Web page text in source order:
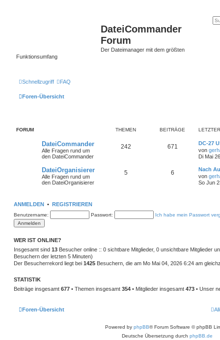
DateiCommander
Forum
Der Dateimanager mit dem größten
Funktionsumfang
Schnellzugriff FAQ
Foren-Übersicht
FORUM THEMEN BEITRÄGE
DateiCommander
Alle Fragen rund um
den DateiCommander
242 671
DC-27
von
Di Mai
DateiOrganisierer
Alle Fragen rund um
den DateiOrganisierer
5 6
Nach
von
So Jun
ANMELDEN • REGISTRIEREN
Benutzername: Passwort: Ich habe mein Passwort
WER IST ONLINE?
Insgesamt sind 13 Besucher online :: 0 sichtbare Mitglieder, 0 unsichtbare Mitglieder
Besuchern der letzten 5 Minuten)
Der Besucherrekord liegt bei 1425 Besuchern, die am Mo Mai 04, 2026 6:24 am
STATISTIK
Beiträge insgesamt 677 • Themen insgesamt 354 • Mitglieder insgesamt 473 • Unser
Foren-Übersicht
Powered by phpBB® Forum Software © phpBB
Deutsche Übersetzung durch phpBB.de